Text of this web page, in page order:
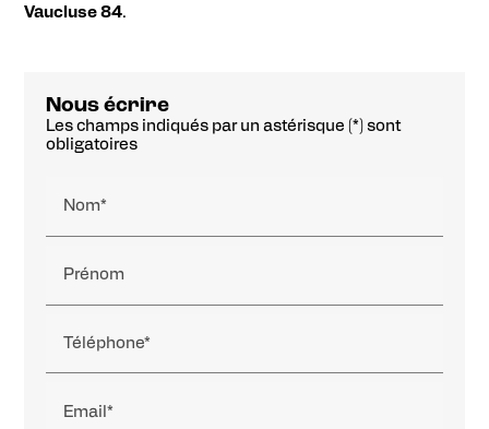
Vaucluse 84.
Nous écrire
Les champs indiqués par un astérisque (*) sont
obligatoires
Nom*
Prénom
Téléphone*
Email*